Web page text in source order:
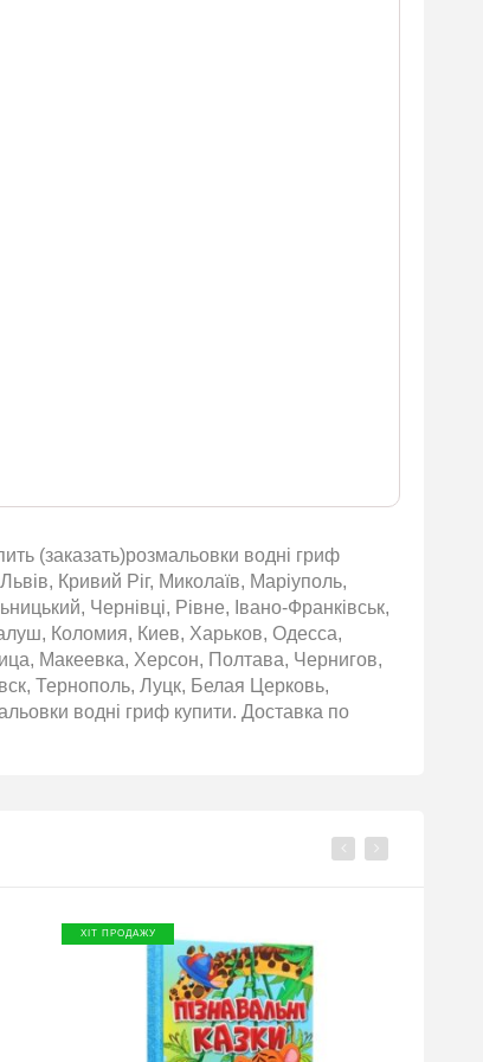
(заказать)розмальовки водні гриф
Кривий Ріг, Миколаїв, Маріуполь,
Чернівці, Рівне, Івано-Франківськ,
Коломия, Киев, Харьков, Одесса,
Макеевка, Херсон, Полтава, Чернигов,
Тернополь, Луцк, Белая Церковь,
водні гриф купити. Доставка по
ХІТ ПРОДАЖУ